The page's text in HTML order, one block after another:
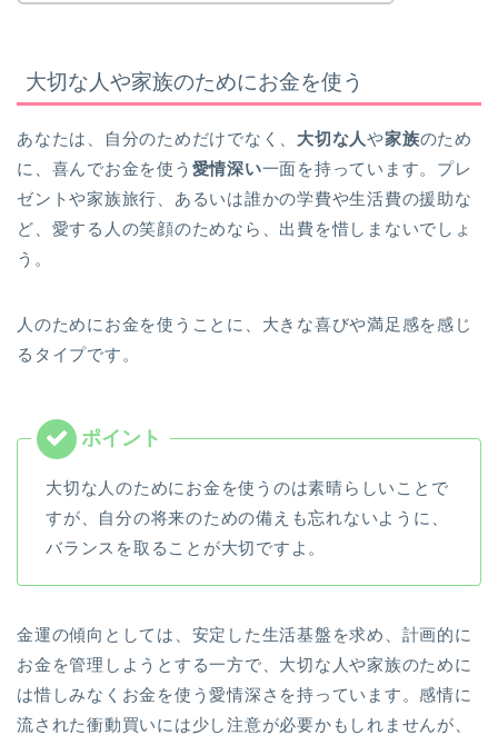
大切な人や家族のためにお金を使う
あなたは、自分のためだけでなく、 大切な人や家族のため
に、喜んでお金を使う 愛情深い一面を持っています。プレ
ゼントや家族旅行、あるいは誰かの学費や生活費の援助な
ど、愛する人の笑顔のためなら、出費を惜しまないでしょ
う。
人のためにお金を使うことに、大きな喜びや満足感を感じ
るタイプです。
大切な人のためにお金を使うのは素晴らしいことで
すが、自分の将来のための備えも忘れないように、
バランスを取ることが大切ですよ。
金運の傾向としては、安定した生活基盤を求め、計画的に
お金を管理しようとする一方で、大切な人や家族のために
は惜しみなくお金を使う愛情深さを持っています。感情に
流された衝動買いには少し注意が必要かもしれませんが、